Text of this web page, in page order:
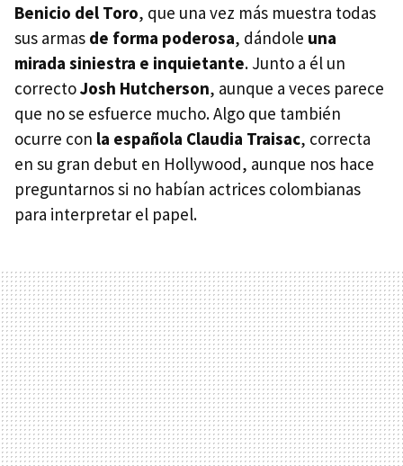
Benicio del Toro, que una vez más muestra todas
sus armas de forma poderosa, dándole una
mirada siniestra e inquietante. Junto a él un
correctoJosh Hutcherson, aunque a veces parece
que no se esfuerce mucho. Algo que también
ocurre con la española Claudia Traisac, correcta
en su gran debut en Hollywood, aunque nos hace
preguntarnos si no habían actrices colombianas
para interpretar el papel.